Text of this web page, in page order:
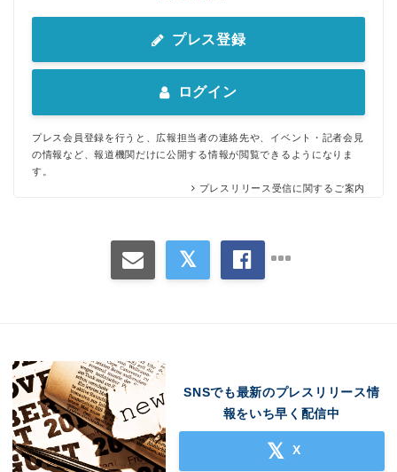
プレス登録
ログイン
プレス会員登録を行うと、広報担当者の連絡先や、イベント・記者会見
の情報など、報道機関だけに公開する情報が閲覧できるようになりま
す。
プレスリリース受信に関するご案内
SNSでも最新のプレスリリース情
報をいち早く配信中
X